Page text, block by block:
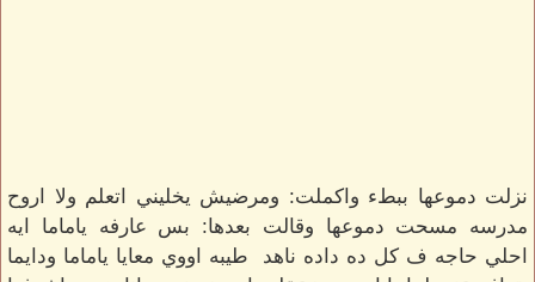
نزلت دموعها ببطء واكملت: ومرضيش يخليني اتعلم ولا اروح
مدرسه مسحت دموعها وقالت بعدها: بس عارفه ياماما ايه
احلي حاجه ف كل ده داده ناهد طيبه اووي معايا ياماما ودايما